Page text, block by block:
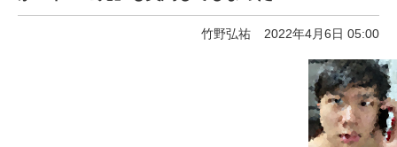
竹野弘祐 2022年4月6日 05:00